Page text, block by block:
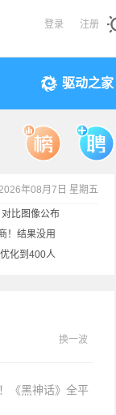
登录 注册
驱动之家
年08月7日 星期五
比图像公布
！结果没用
化到400人
换一波
《黑神话》全平